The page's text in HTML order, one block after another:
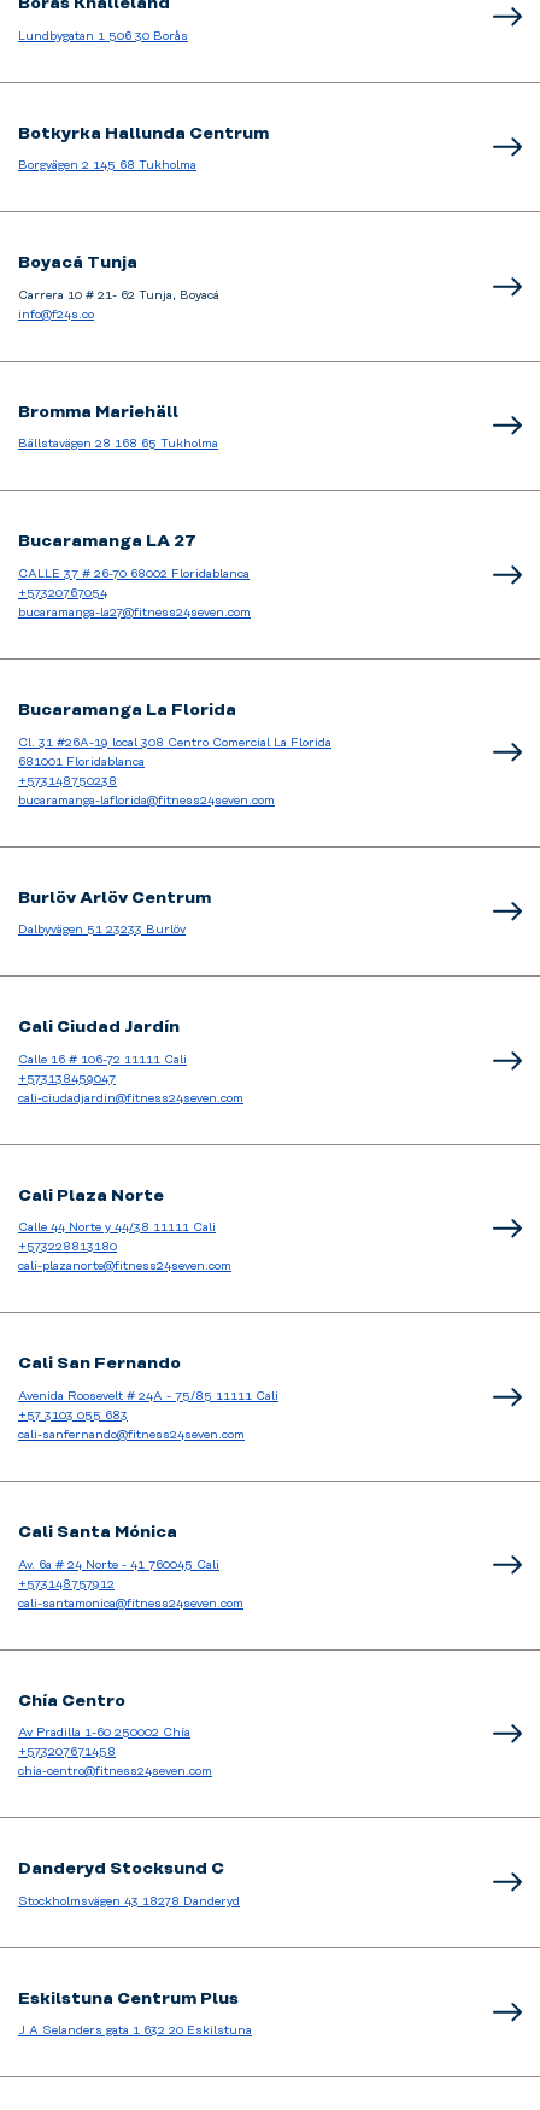
Lundbygatan 1 506 30 Borås
Botkyrka Hallunda Centrum
Borgvägen 2 145 68 Tukholma
Boyacá Tunja
Carrera 10 # 21- 62 Tunja, Boyacá
info@f24s.co
Bromma Mariehäll
Bällstavägen 28 168 65 Tukholma
Bucaramanga LA 27
CALLE 37 # 26-70 68002 Floridablanca
+57320767054
bucaramanga-la27@fitness24seven.com
Bucaramanga La Florida
Cl. 31 #26A-19 local 308 Centro Comercial La Florida
681001 Floridablanca
+573148750238
bucaramanga-laflorida@fitness24seven.com
Burlöv Arlöv Centrum
Dalbyvägen 51 23233 Burlöv
Cali Ciudad Jardín
Calle 16 # 106-72 11111 Cali
+573138459047
cali-ciudadjardin@fitness24seven.com
Cali Plaza Norte
Calle 44 Norte y 44/38 11111 Cali
+573228813180
cali-plazanorte@fitness24seven.com
Cali San Fernando
Avenida Roosevelt # 24A - 75/85 11111 Cali
+57 3103 055 683
cali-sanfernando@fitness24seven.com
Cali Santa Mónica
Av. 6a # 24 Norte - 41 760045 Cali
+573148757912
cali-santamonica@fitness24seven.com
Chía Centro
Av Pradilla 1-60 250002 Chía
+573207671458
chia-centro@fitness24seven.com
Danderyd Stocksund C
Stockholmsvägen 43 18278 Danderyd
Eskilstuna Centrum Plus
J A Selanders gata 1 632 20 Eskilstuna